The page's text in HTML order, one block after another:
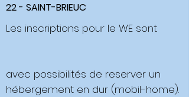
22 - SAINT-BRIEUC
Les inscriptions pour le WE sont
avec possibilités de reserver un
hébergement en dur (mobil-home).